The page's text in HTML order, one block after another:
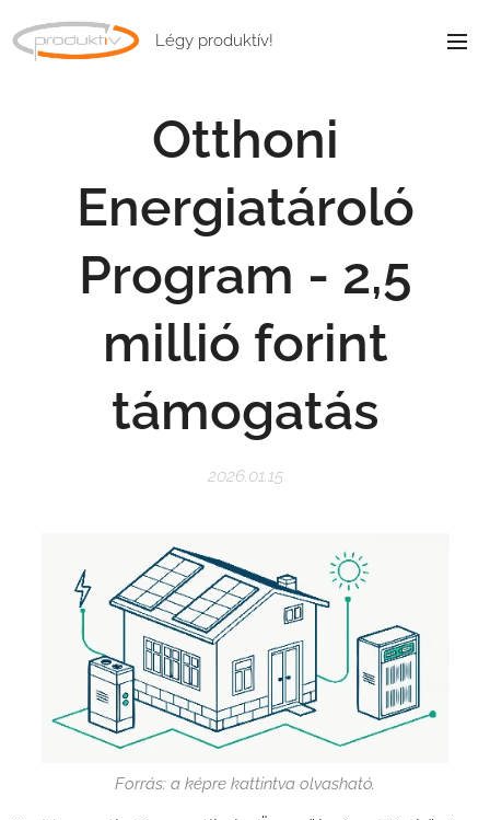
Légy produktív!
Otthoni
Energiatároló
Program - 2,5
millió forint
támogatás
2026.01.15
Forrás: a képre kattintva olvasható.